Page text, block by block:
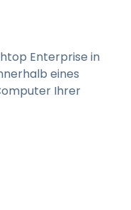
Enterprise in
eines
Ihrer